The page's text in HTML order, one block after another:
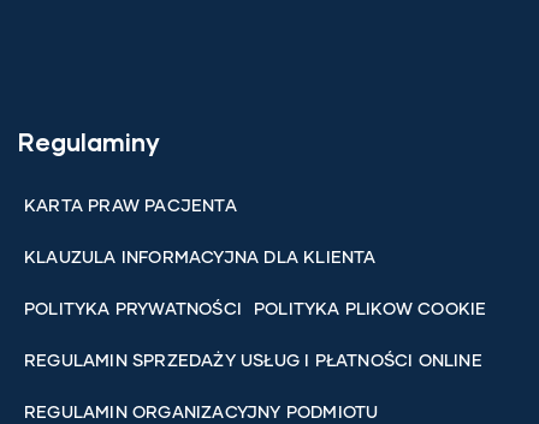
Regulaminy
KARTA PRAW PACJENTA
KLAUZULA INFORMACYJNA DLA KLIENTA
POLITYKA PRYWATNOŚCI POLITYKA PLIKOW COOKIE
REGULAMIN SPRZEDAŻY USŁUG I PŁATNOŚCI ONLINE
REGULAMIN ORGANIZACYJNY PODMIOTU